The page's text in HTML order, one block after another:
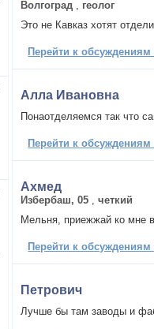
Волгоград
геолог
Это не Кавказ хотят
Перейти к обсуждениям
Алла Ивановна
Понаотделяемся так что
Перейти к обсуждениям
Ахмед
Избербаш, 05 ,четкий
Мельня, приежжай ко мне
Перейти к обсуждениям
Петрович
Лучше бы там заводы и